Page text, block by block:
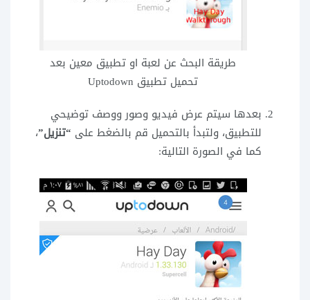
طريقة البحث عن لعبة او تطبيق معين بعد
تحميل تطبيق Uptodown
بعدها سيتم عرض فيديو وصور ووصف توضيحي
للتطبيق، ولتبدأ بالتحميل قم بالضغط على “تنزيل”،
كما في الصورة التالية: